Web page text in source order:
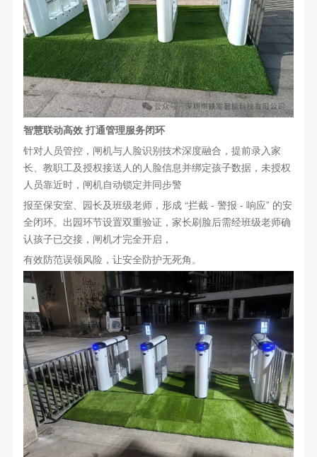
智慧联动高效 打通管理服务闭环
针对人员管控，闸机与人脸识别技术深度融合，提前录入家
长、教职工及授权接送人的人脸信息并绑定孩子数据，未授权
人员靠近时，闸机自动锁定并同步警
报至保安室、园长及班级老师，形成 “拦截 - 警报 - 响应” 的安
全闭环。出园环节设置双重验证，家长刷脸后需经班级老师确
认孩子已交接，闸机才完全开启，
有效防范误领风险，让安全防护无死角。